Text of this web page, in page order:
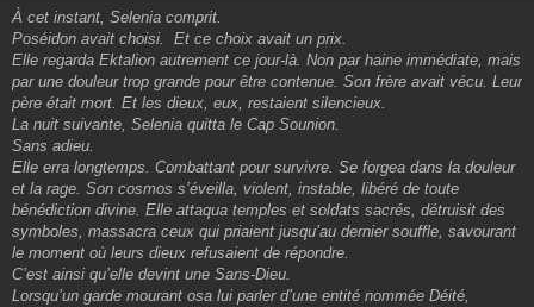
À cet instant, Selenia comprit.
Poséidon avait choisi. Et ce choix avait un prix.
Elle regarda Ektalion autrement ce jour-là. Non par haine immédiate, mais
par une douleur trop grande pour être contenue. Son frère avait vécu. Leur
père était mort. Et les dieux, eux, restaient silencieux.
La nuit suivante, Selenia quitta le Cap Sounion.
Sans adieu.
Elle erra longtemps. Combattant pour survivre. Se forgea dans la douleur
et la rage. Son cosmos s’éveilla, violent, instable, libéré de toute
bénédiction divine. Elle attaqua temples et soldats sacrés, détruisit des
symboles, massacra ceux qui priaient jusqu’au dernier souffle, savourant
le moment où leurs dieux refusaient de répondre.
C’est ainsi qu’elle devint une Sans-Dieu.
Lorsqu’un garde mourant osa lui parler d’une entité nommée Déité,